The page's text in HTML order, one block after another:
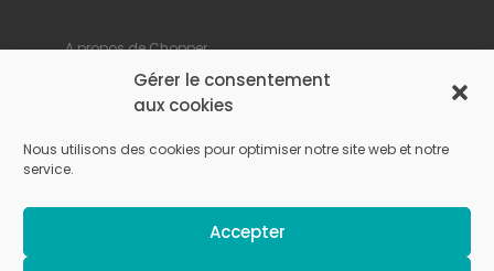
Gérer le consentement
aux cookies
Nous utilisons des cookies pour optimiser notre site web et notre
service.
Accepter
A propos de Chopper
Foire aux questions
Nous contacter
Mentions légales–